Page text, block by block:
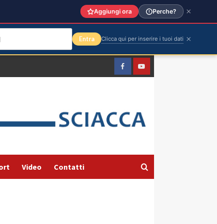
FacebookYountube
Video Contatti
Aggiungi ora Perche?
Entra Clicca qui per inserire i tuoi dati